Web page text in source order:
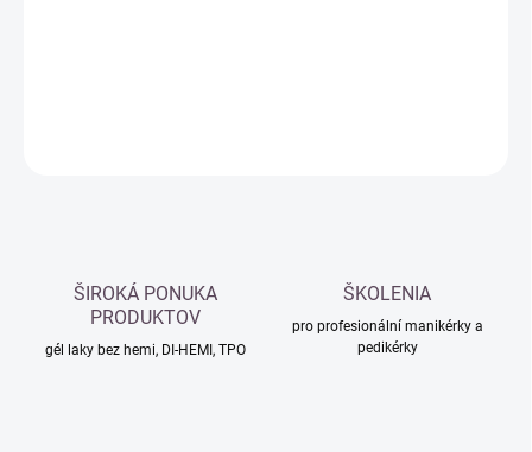
ŠIROKÁ PONUKA
PRODUKTOV
gél laky bez hemi, DI-HEMI, TPO
ŠKOLENIA
pro profesionální manikérky a
pedikérky